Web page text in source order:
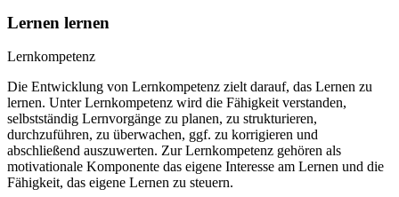
Lernen lernen
Lernkompetenz
Die Entwicklung von Lernkompetenz zielt darauf, das Lernen zu
lernen. Unter Lernkompetenz wird die Fähigkeit verstanden,
selbstständig Lernvorgänge zu planen, zu strukturieren,
durchzuführen, zu überwachen, ggf. zu korrigieren und
abschließend auszuwerten. Zur Lernkompetenz gehören als
motivationale Komponente das eigene Interesse am Lernen und die
Fähigkeit, das eigene Lernen zu steuern.